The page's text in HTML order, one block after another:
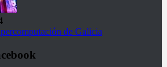
de Galicia